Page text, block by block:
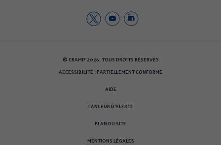
Twitter
de
(nouvelle
fenêtre)
Youtube
de
(nouvelle
fenêtre)
Youtube
de
(nouvelle
fenêtre)
© CRAMIF 2026. TOUS DROITS RÉSERVÉS
ACCESSIBILITÉ : PARTIELLEMENT CONFORME
AIDE
LANCEUR D'ALERTE
PLAN DU SITE
MENTIONS LÉGALES